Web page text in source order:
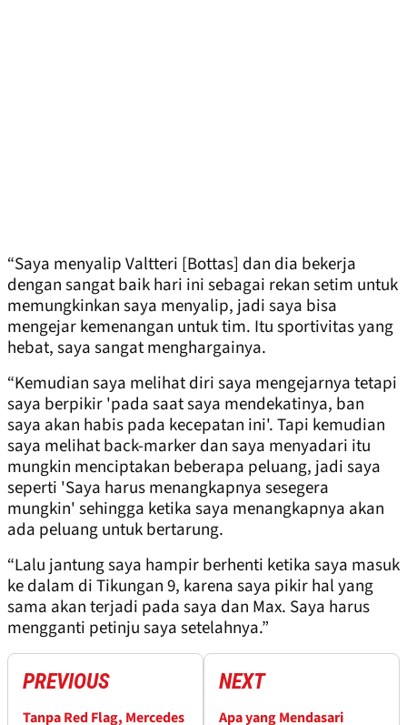
“Saya menyalip Valtteri [Bottas] dan dia bekerja
dengan sangat baik hari ini sebagai rekan setim untuk
memungkinkan saya menyalip, jadi saya bisa
mengejar kemenangan untuk tim. Itu sportivitas yang
hebat, saya sangat menghargainya.
“Kemudian saya melihat diri saya mengejarnya tetapi
saya berpikir 'pada saat saya mendekatinya, ban
saya akan habis pada kecepatan ini'. Tapi kemudian
saya melihat back-marker dan saya menyadari itu
mungkin menciptakan beberapa peluang, jadi saya
seperti 'Saya harus menangkapnya sesegera
mungkin' sehingga ketika saya menangkapnya akan
ada peluang untuk bertarung.
“Lalu jantung saya hampir berhenti ketika saya masuk
ke dalam di Tikungan 9, karena saya pikir hal yang
sama akan terjadi pada saya dan Max. Saya harus
mengganti petinju saya setelahnya.”
PREVIOUS
Tanpa Red Flag, Mercedes
NEXT
Apa yang Mendasari